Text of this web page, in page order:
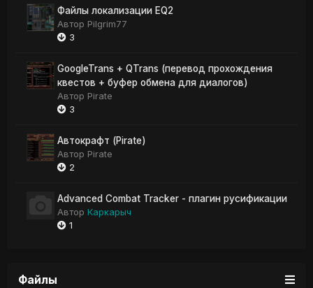
Файлы локализации EQ2
Автор Pilgrim77
3
GoogleTrans + QTrans (перевод прохождения
квестов + буфер обмена для диалогов)
Автор Pirate
3
Автокрафт (Pirate)
Автор Pirate
2
Advanced Combat Tracker - плагин русификации
Автор Каркарыч
1
Файлы